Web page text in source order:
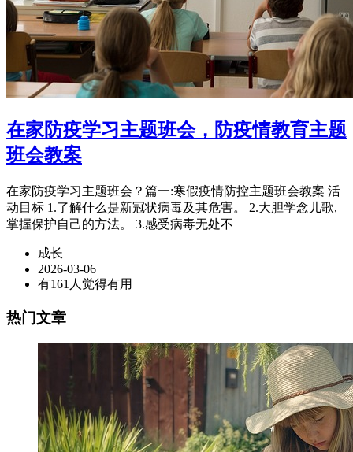
在家防疫学习主题班会，防疫情教育主题
班会教案
在家防疫学习主题班会？篇一:寒假疫情防控主题班会教案 活
动目标 1.了解什么是新冠状病毒及其危害。 2.大胆学念儿歌,
掌握保护自己的方法。 3.感受病毒无处不
成长
2026-03-06
有161人觉得有用
热门文章